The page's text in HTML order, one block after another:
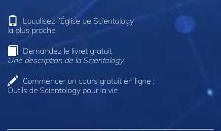
Localisez l’Église de Scientology
la plus proche
Demandez le livret gratuit
Une description de la Scientology
Commencer un cours gratuit en ligne :
Outils de Scientology pour la vie